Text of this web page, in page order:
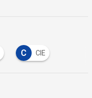
C CIE